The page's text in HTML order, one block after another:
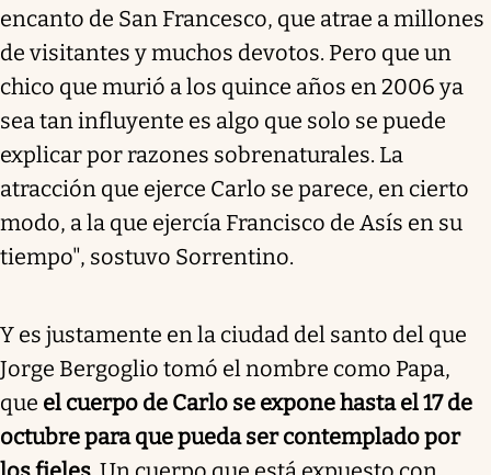
encanto de San Francesco, que atrae a millones
de visitantes y muchos devotos. Pero que un
chico que murió a los quince años en 2006 ya
sea tan influyente es algo que solo se puede
explicar por razones sobrenaturales. La
atracción que ejerce Carlo se parece, en cierto
modo, a la que ejercía Francisco de Asís en su
tiempo", sostuvo Sorrentino.
Y es justamente en la ciudad del santo del que
Jorge Bergoglio tomó el nombre como Papa,
que el cuerpo de Carlo se expone hasta el 17 de
octubre para que pueda ser contemplado por